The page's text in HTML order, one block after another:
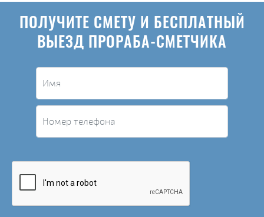
ПОЛУЧИТЕ СМЕТУ И БЕСПЛАТНЫЙ
ВЫЕЗД ПРОРАБА-СМЕТЧИКА